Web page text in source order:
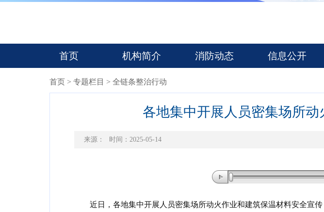
首页 机构简介 消防动态 信息公开
首页 > 专题栏目 > 全链条整治行动
各地集中开展人员密集场所
来源： 时间：2025-05-14
近日 ， 各地集中开展人员密集场所动火作业和建筑保温材料安全宣传